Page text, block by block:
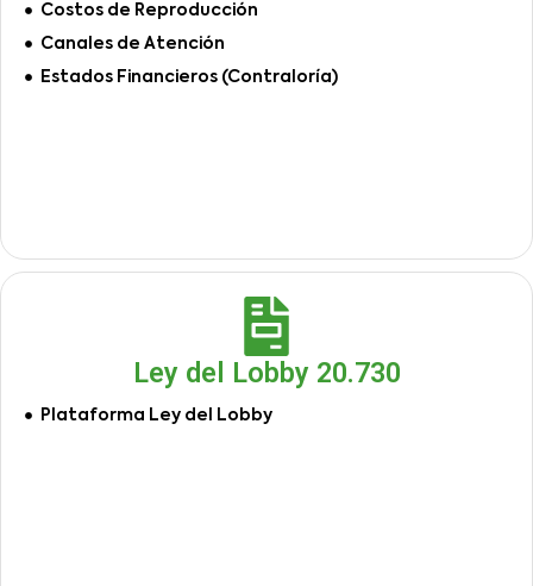
Costos de Reproducción
Canales de Atención
Estados Financieros (Contraloría)
Ley del Lobby 20.730
Plataforma Ley del Lobby